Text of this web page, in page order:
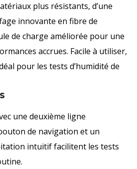
plus résistants, d’une
innovante en fibre de
de charge améliorée pour une
accrues. Facile à utiliser,
pour les tests d’humidité de
une deuxième ligne
de navigation et un
intuitif facilitent les tests